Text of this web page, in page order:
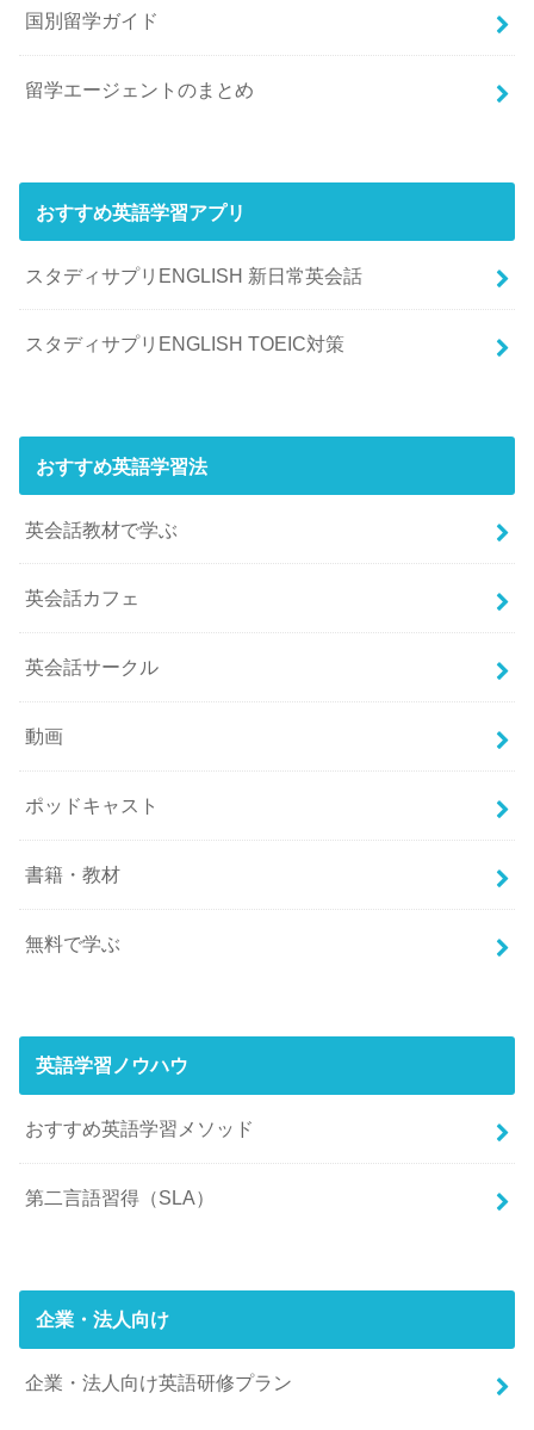
国別留学ガイド
留学エージェントのまとめ
おすすめ英語学習アプリ
スタディサプリENGLISH 新日常英会話
スタディサプリENGLISH TOEIC対策
おすすめ英語学習法
英会話教材で学ぶ
英会話カフェ
英会話サークル
動画
ポッドキャスト
書籍・教材
無料で学ぶ
英語学習ノウハウ
おすすめ英語学習メソッド
第二言語習得（SLA）
企業・法人向け
企業・法人向け英語研修プラン